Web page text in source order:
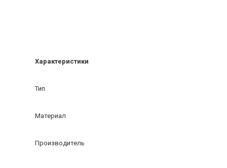
Характеристики
Тип
Материал
Производитель